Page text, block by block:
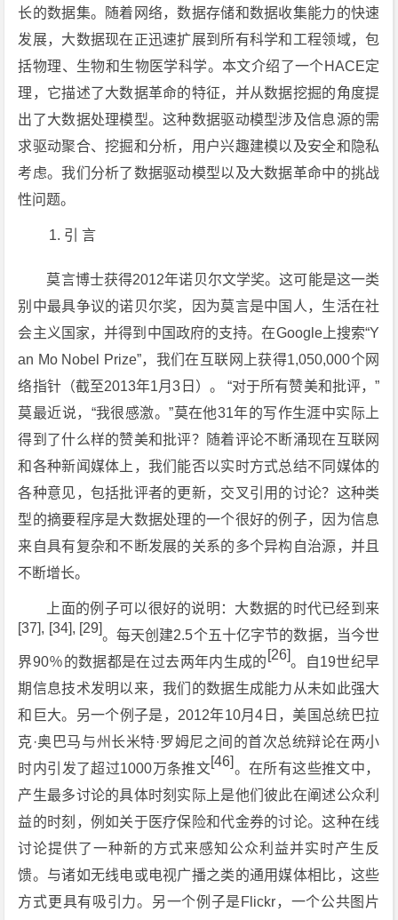
长的数据集。随着网络，数据存储和数据收集能力的快速
发展，大数据现在正迅速扩展到所有科学和工程领域，包
括物理、生物和生物医学科学。本文介绍了一个HACE定
理，它描述了大数据革命的特征，并从数据挖掘的角度提
出了大数据处理模型。这种数据驱动模型涉及信息源的需
求驱动聚合、挖掘和分析，用户兴趣建模以及安全和隐私
考虑。我们分析了数据驱动模型以及大数据革命中的挑战
性问题。
引 言
莫言博士获得2012年诺贝尔文学奖。这可能是这一类
别中最具争议的诺贝尔奖，因为莫言是中国人，生活在社
会主义国家，并得到中国政府的支持。在Google上搜索“Y
an Mo Nobel Prize”，我们在互联网上获得1,050,000个网
络指针（截至2013年1月3日）。 “对于所有赞美和批评，”
莫最近说，“我很感激。”莫在他31年的写作生涯中实际上
得到了什么样的赞美和批评？随着评论不断涌现在互联网
和各种新闻媒体上，我们能否以实时方式总结不同媒体的
各种意见，包括批评者的更新，交叉引用的讨论？这种类
型的摘要程序是大数据处理的一个很好的例子，因为信息
来自具有复杂和不断发展的关系的多个异构自治源，并且
不断增长。
上面的例子可以很好的说明：大数据的时代已经到来
[37], [34], [29]。每天创建2.5个五十亿字节的数据，当今世
界90％的数据都是在过去两年内生成的 [26]。自19世纪早
期信息技术发明以来，我们的数据生成能力从未如此强大
和巨大。另一个例子是，2012年10月4日，美国总统巴拉
克·奥巴马与州长米特·罗姆尼之间的首次总统辩论在两小
时内引发了超过1000万条推文[46]。在所有这些推文中，
产生最多讨论的具体时刻实际上是他们彼此在阐述公众利
益的时刻，例如关于医疗保险和代金券的讨论。这种在线
讨论提供了一种新的方式来感知公众利益并实时产生反
馈。与诸如无线电或电视广播之类的通用媒体相比，这些
方式更具有吸引力。另一个例子是Flickr，一个公共图片